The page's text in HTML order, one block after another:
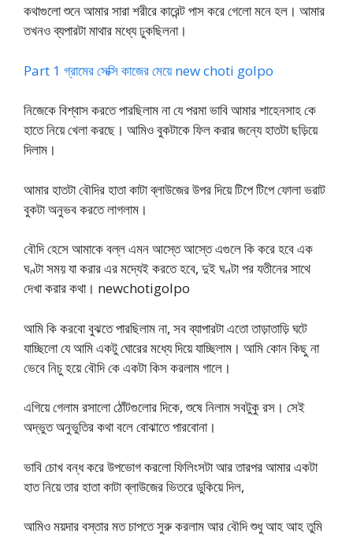
কথাগুলো শুনে আমার সারা শরীরে কারেন্ট পাস করে গেলো মনে হল। আমার
তখনও ব্যপারটা মাথার মধ্যে ঢুকছিলনা।
Part 1 গ্রামের সেক্সি কাজের মেয়ে new choti golpo
নিজেকে বিশ্বাস করতে পারছিলাম না যে পরমা ভাবি আমার শাহেনসাহ কে
হাতে নিয়ে খেলা করছে। আমিও বুকটাকে ফিল করার জন্যে হাতটা ছড়িয়ে
দিলাম।
আমার হাতটা বৌদির হাতা কাটা ব্লাউজের উপর দিয়ে টিপে টিপে ফোলা ভরাট
বুকটা অনুভব করতে লাগলাম।
বৌদি হেসে আমাকে বল্ল এমন আস্তে আস্তে এগুলে কি করে হবে এক
ঘণ্টা সময় যা করার এর মদ্যেই করতে হবে, দুই ঘণ্টা পর যতীনের সাথে
দেখা করার কথা। newchotigolpo
আমি কি করবো বুঝতে পারছিলাম না, সব ব্যাপারটা এতো তাড়াতাড়ি ঘটে
যাচ্ছিলো যে আমি একটু ঘোরের মধ্যে দিয়ে যাচ্ছিলাম। আমি কোন কিছু না
ভেবে নিচু হয়ে বৌদি কে একটা কিস করলাম গালে।
এগিয়ে গেলাম রসালো ঠোঁটগুলোর দিকে, শুষে নিলাম সবটুকু রস। সেই
অদ্ভুত অনুভুতির কথা বলে বোঝাতে পারবোনা।
ভাবি চোখ বন্ধ করে উপভোগ করলো ফিলিংসটা আর তারপর আমার একটা
হাত নিয়ে তার হাতা কাটা ব্লাউজের ভিতরে ডুকিয়ে দিল,
আমিও ময়দার বস্তার মত চাপতে সুরু করলাম আর বৌদি শুধু আহ আহ তুমি